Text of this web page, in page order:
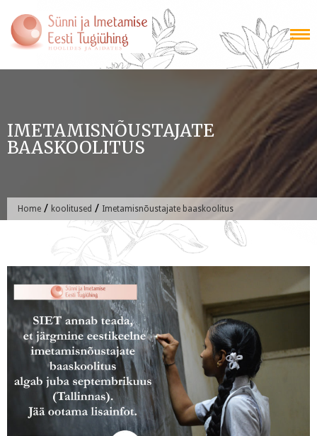
content
IMETAMISNÕUSTAJATE
BAASKOOLITUS
Home / koolitused / Imetamisnõustajate baaskoolitus